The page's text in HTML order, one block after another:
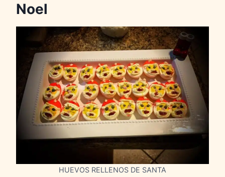
Noel
HUEVOS RELLENOS DE SANTA